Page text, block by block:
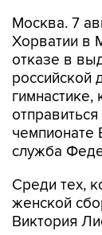
отказе в
российской
чемпионате
служба
Среди тех,
Виктория
также
команды.